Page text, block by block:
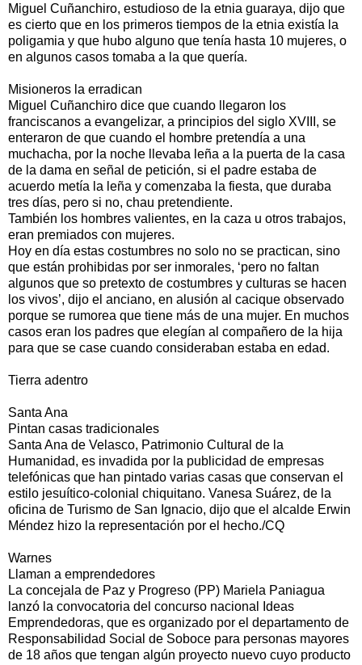
Miguel Cuñanchiro, estudioso de la etnia guaraya, dijo que
es cierto que en los primeros tiempos de la etnia existía la
poligamia y que hubo alguno que tenía hasta 10 mujeres, o
en algunos casos tomaba a la que quería.
Misioneros la erradican
Miguel Cuñanchiro dice que cuando llegaron los
franciscanos a evangelizar, a principios del siglo XVIII, se
enteraron de que cuando el hombre pretendía a una
muchacha, por la noche llevaba leña a la puerta de la casa
de la dama en señal de petición, si el padre estaba de
acuerdo metía la leña y comenzaba la fiesta, que duraba
tres días, pero si no, chau pretendiente.
También los hombres valientes, en la caza u otros trabajos,
eran premiados con mujeres.
Hoy en día estas costumbres no solo no se practican, sino
que están prohibidas por ser inmorales, ‘pero no faltan
algunos que so pretexto de costumbres y culturas se hacen
los vivos’, dijo el anciano, en alusión al cacique observado
porque se rumorea que tiene más de una mujer. En muchos
casos eran los padres que elegían al compañero de la hija
para que se case cuando consideraban estaba en edad.
Tierra adentro
Santa Ana
Pintan casas tradicionales
Santa Ana de Velasco, Patrimonio Cultural de la
Humanidad, es invadida por la publicidad de empresas
telefónicas que han pintado varias casas que conservan el
estilo jesuítico-colonial chiquitano. Vanesa Suárez, de la
oficina de Turismo de San Ignacio, dijo que el alcalde Erwin
Méndez hizo la representación por el hecho./CQ
Warnes
Llaman a emprendedores
La concejala de Paz y Progreso (PP) Mariela Paniagua
lanzó la convocatoria del concurso nacional Ideas
Emprendedoras, que es organizado por el departamento de
Responsabilidad Social de Soboce para personas mayores
de 18 años que tengan algún proyecto nuevo cuyo producto